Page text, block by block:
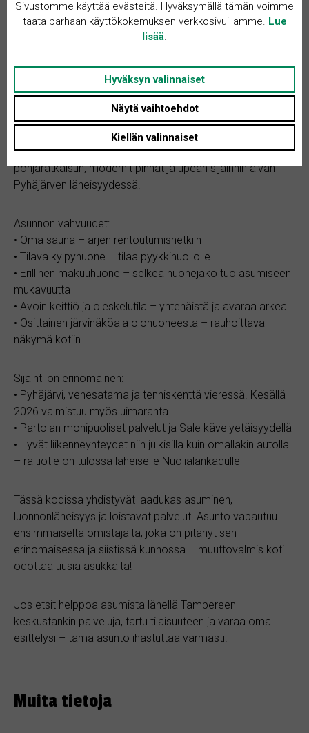
Kohteen kuvaus
tuntumassa
Etsitkö lähes uudenveroista, hyvin varusteltua kotia
halutulta alueelta läheltä monipuolisia palveluja?
Tervetuloa Härmälärantaan! Tämä 46,5 m² valoisa kaksio
ensimmäisessä kerroksessa tarjoaa toimivan
pohjaratkaisun, modernit pinnat ja upean sijainnin aivan
Pyhäjärven läheisyydessä.
Asunnon vahvuudet:
• Oma sauna – arjen rentoutumishetkiin
• Tilava kylpyhuone – tilaa pyykkihuollolle
• Erillinen makuuhuone – selkeä huonejako tuo asumiseen
mukavuutta
• Avoin keittiö ja oleskelutila – yhtenäistä ja avaraa arkea
• Osittainen järvinäköala olohuoneesta – rauhoittava
näkymä kotiin
Sijainti on erinomainen:
• Pyhäjärvi, venesatama ja tenniskenttä vieressä. Kesällä
2026 valmistuu myös uimaranta.
• Partolan monipuoliset palvelut ja Sale kävelyetäisyydellä
• Hyvät liikenneyhteydet niin julkisilla kuin omallakin autolla
– raitiotie on tulossa läheiselle Nuolialankadulle
Tässä kodissa yhdistyvät laadukas asuminen,
luonnonläheisyys ja loistavat palvelut. Asunto vapautuu
ensimmäiseltä omistajalta, joka on pitänyt sen
erinomaisessa ja siistissä kunnossa – muuttovalmis koti
odottaa uusia asukkaita!
Jos etsit helppoa asumista lähellä Tampereen
keskustankin palveluja, tartu tilaisuuteen ja varaa oma
esittelysi – tämä asunto ihastuttaa varmasti!
Muita tietoja
Sivustomme käyttää evästeitä. Hyväksymällä tämän voimme
taata parhaan käyttökokemuksen verkkosivuillamme. Lue
lisää
Hyväksyn valinnaiset
Näytä vaihtoehdot
Kiellän valinnaiset